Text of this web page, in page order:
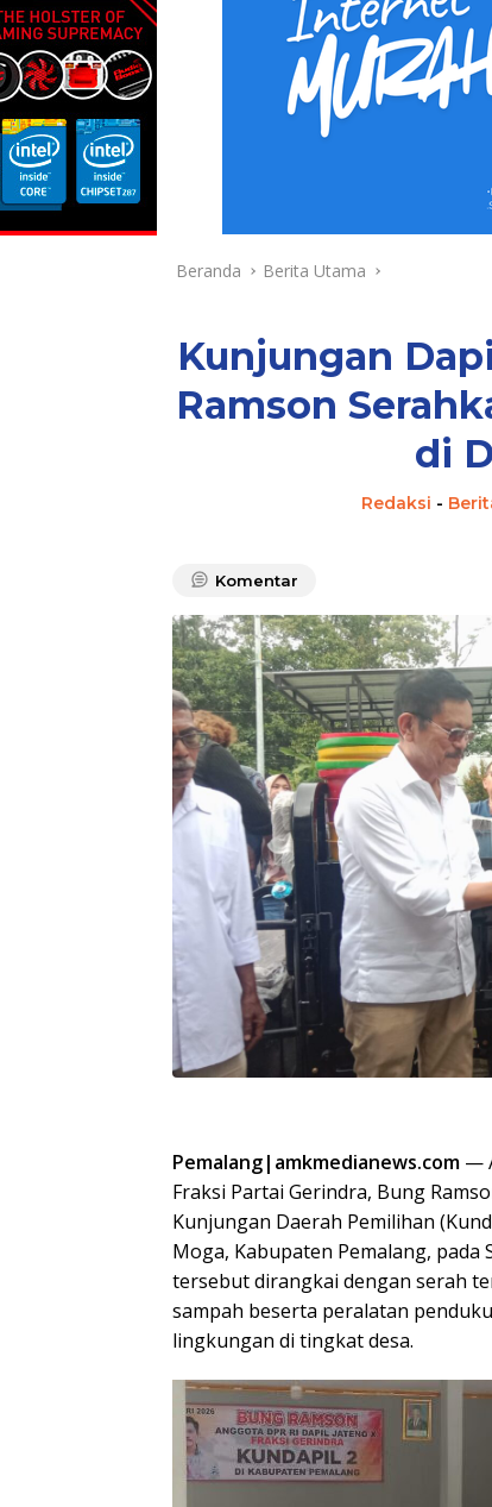
Beranda Berita Utama
Kunjungan
Ramson
di
Redaksi -
Komentar
Pemalang|amkmedianews.com —
Fraksi Partai Gerindra, Bung
Kunjungan Daerah Pemilihan
Moga, Kabupaten Pemalang, pada
tersebut dirangkai dengan serah
sampah beserta peralatan
lingkungan di tingkat desa.